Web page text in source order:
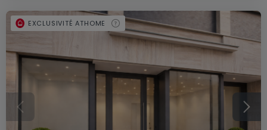
EXCLUSIVITÉ ATHOME